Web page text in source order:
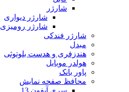
شارژر
شارژر دیواری
شارژر رومیزی
شارژر فندکی
مبدل
هندزفری و هدست بلوتوثی
هولدر موبایل
پاور بانک
محافظ صفحه نمایش